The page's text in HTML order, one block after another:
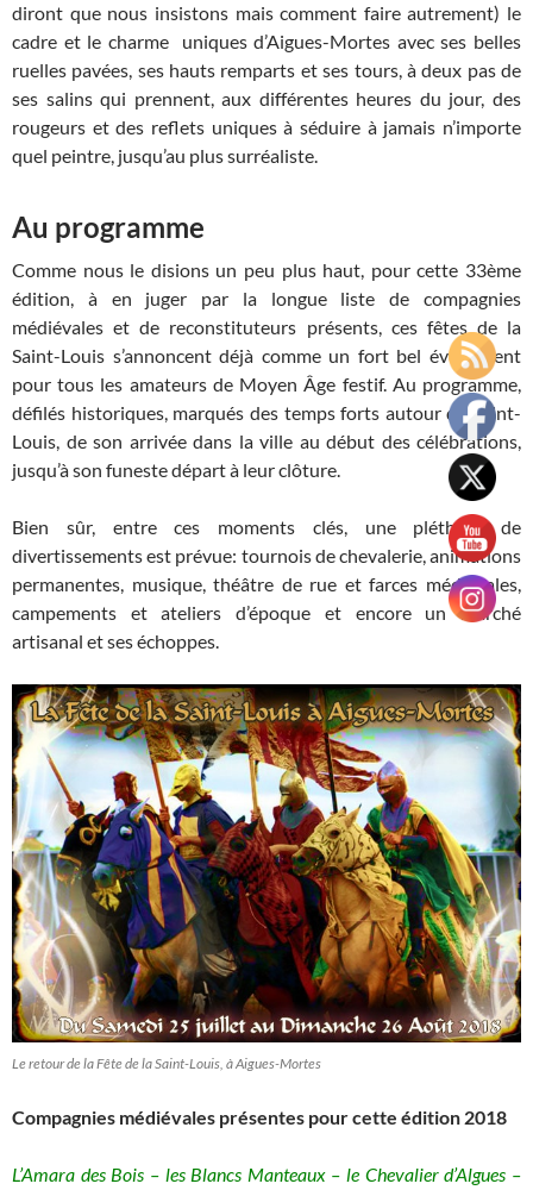
diront que nous insistons mais comment faire autrement) le
cadre et le charme uniques d’Aigues-Mortes avec ses belles
ruelles pavées, ses hauts remparts et ses tours, à deux pas de
ses salins qui prennent, aux différentes heures du jour, des
rougeurs et des reflets uniques à séduire à jamais n’importe
quel peintre, jusqu’au plus surréaliste.
Au programme
Comme nous le disions un peu plus haut, pour cette 33ème
édition, à en juger par la longue liste de compagnies
médiévales et de reconstituteurs présents, ces fêtes de la
Saint-Louis s’annoncent déjà comme un fort bel événement
pour tous les amateurs de Moyen Âge festif. Au programme,
défilés historiques, marqués des temps forts autour de Saint-
Louis, de son arrivée dans la ville au début des célébrations,
jusqu’à son funeste départ à leur clôture.
Bien sûr, entre ces moments clés, une pléthore de
divertissements est prévue: tournois de chevalerie, animations
permanentes, musique, théâtre de rue et farces médiévales,
campements et ateliers d’époque et encore un marché
artisanal et ses échoppes.
Le retour de la Fête de la Saint-Louis, à Aigues-Mortes
Compagnies médiévales présentes pour cette édition 2018
L’Amara des Bois – les Blancs Manteaux – le Chevalier d’Algues –